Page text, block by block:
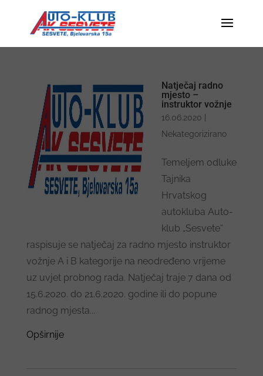
Natječaj radno
mjesto –
instruktor vožnje
16.06.2020
Nekategorizirano
Temeljem odluke
Tajnika
Hrvatskog
autokluba Auto-
klub „Sesvete“
raspisuje se natječaj za radno mjesto instruktor
vožnje A i B kategorije na neodređeno vrijeme
uz uvjet probnog rada. Natječaj traje 7 dana od
15.6.2020. do 21.6.2020. godine ili do popune
radnog mjesta...
Opširnije